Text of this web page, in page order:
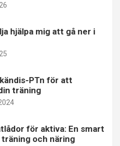
hjälpa mig att gå ner i
PTn för att
träning
för aktiva: En smart
och näring